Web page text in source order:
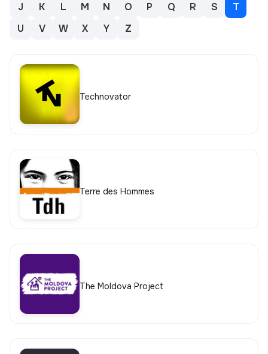
J
K L M N O P Q R S
T
U
V W X Y Z
Technovator
Terre des Hommes
The Moldova Project